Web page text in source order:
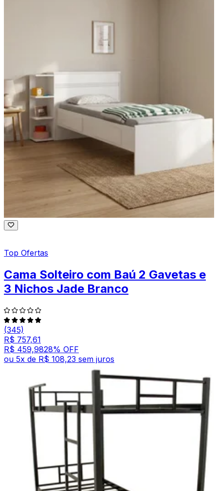
Top Ofertas
Cama Solteiro com Baú 2 Gavetas e
3 Nichos Jade Branco
(345)
R$ 757,61
R$ 459,9828% OFF
ou 5x de R$ 108,23 sem juros